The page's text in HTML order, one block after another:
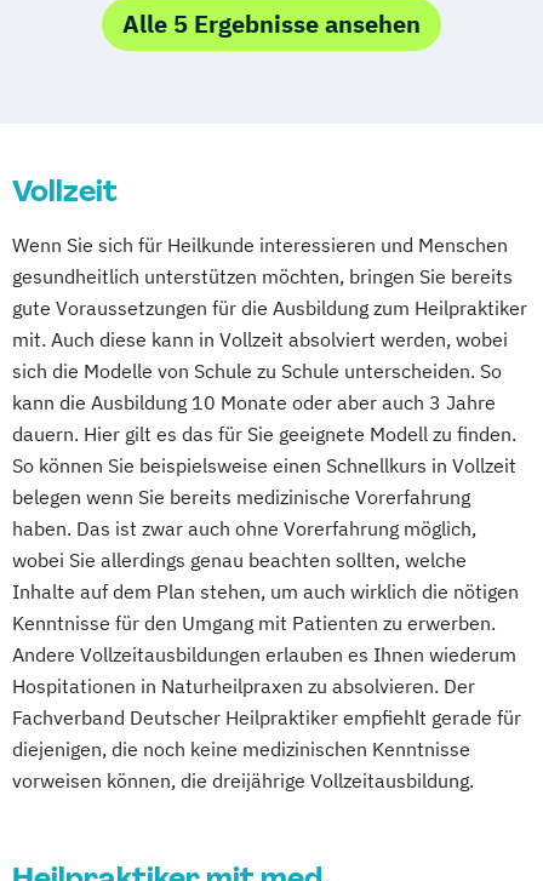
Alle 5 Ergebnisse ansehen
Vollzeit
Wenn Sie sich für Heilkunde interessieren und Menschen
gesundheitlich unterstützen möchten, bringen Sie bereits
gute Voraussetzungen für die Ausbildung zum Heilpraktiker
mit. Auch diese kann in Vollzeit absolviert werden, wobei
sich die Modelle von Schule zu Schule unterscheiden. So
kann die Ausbildung 10 Monate oder aber auch 3 Jahre
dauern. Hier gilt es das für Sie geeignete Modell zu finden.
So können Sie beispielsweise einen Schnellkurs in Vollzeit
belegen wenn Sie bereits medizinische Vorerfahrung
haben. Das ist zwar auch ohne Vorerfahrung möglich,
wobei Sie allerdings genau beachten sollten, welche
Inhalte auf dem Plan stehen, um auch wirklich die nötigen
Kenntnisse für den Umgang mit Patienten zu erwerben.
Andere Vollzeitausbildungen erlauben es Ihnen wiederum
Hospitationen in Naturheilpraxen zu absolvieren. Der
Fachverband Deutscher Heilpraktiker empfiehlt gerade für
diejenigen, die noch keine medizinischen Kenntnisse
vorweisen können, die dreijährige Vollzeitausbildung.